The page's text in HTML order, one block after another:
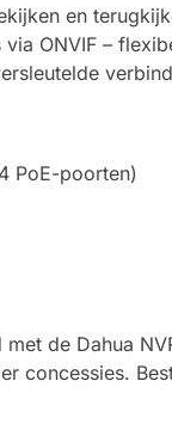
en
via ONVIF –
PoE-poorten)
de Dahua
concessies.